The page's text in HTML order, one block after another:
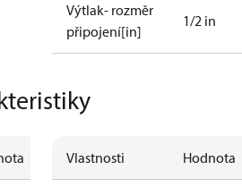
Výtlak- rozměr
připojení[in]
1/2 in
Vlastnosti Hodnota